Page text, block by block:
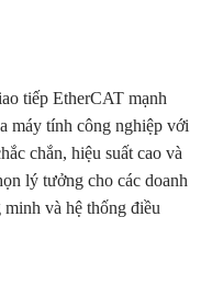
tiếp EtherCAT mạnh
máy tính công nghiệp với
chắn, hiệu suất cao và
lý tưởng cho các doanh
và hệ thống điều